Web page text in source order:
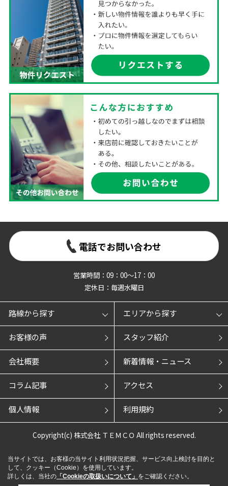
電話でお問い合わせ
営業時間：09：00～17：00
定休日：毎週水曜日
路線から探す エリアから探す
お客様の声 スタッフ紹介
会社概要 新着情報・ニュース
コラム記事 アクセス
個人情報 利用規約
Copyright(c) 株式会社 ＴＥＭＣＯ All rights reserved.
当サイトでは、お客様の当サイト利用状況把握、サービス向上検討を目的と
して、クッキー（Cookie）を使用しています。
詳しくは、当社の 「Cookieの取扱いについて」 をご確認ください。